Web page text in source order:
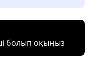
болып оқыңыз